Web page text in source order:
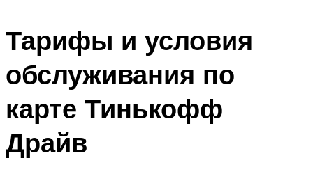
Тарифы и условия
обслуживания по
карте Тинькофф
Драйв